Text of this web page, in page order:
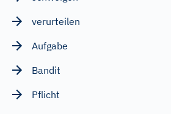
verurteilen
Aufgabe
Bandit
Pflicht